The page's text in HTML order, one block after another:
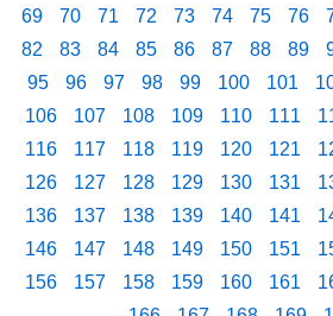
69
70 71 72 73 74 75 76
82
83 84 85 86 87 88 89
95
96 97 98 99 100 101
106
107 108 109 110 111
116
117 118 119 120 121
126
127 128 129 130 131
136
137 138 139 140 141
146
147 148 149 150 151
156
157 158 159 160 161